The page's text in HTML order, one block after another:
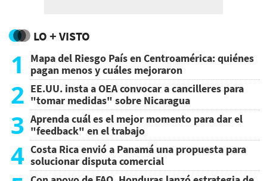
LO + VISTO
1
Mapa del Riesgo País en Centroamérica: quiénes
pagan menos y cuáles mejoraron
2 EE.UU. insta a OEA convocar a cancilleres para
"tomar medidas" sobre Nicaragua
3 Aprenda cuál es el mejor momento para dar el
"feedback" en el trabajo
4 Costa Rica envió a Panamá una propuesta para
solucionar disputa comercial